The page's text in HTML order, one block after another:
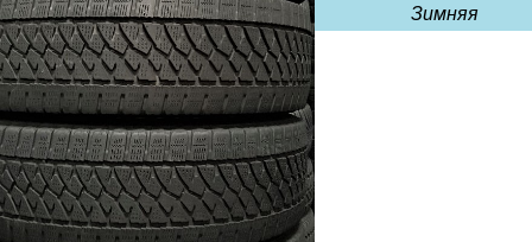
Зимняя